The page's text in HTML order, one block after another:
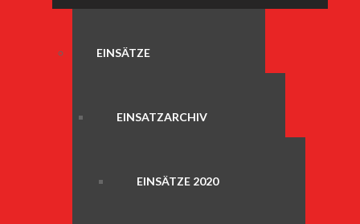
EINSÄTZE
EINSATZARCHIV
EINSÄTZE 2020